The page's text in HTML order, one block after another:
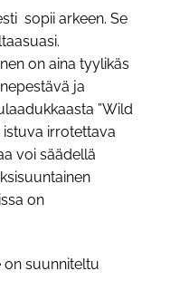
sopii arkeen. Se
on aina tyylikäs
ja
”Wild
istuva irrotettava
voi säädellä
on
on suunniteltu